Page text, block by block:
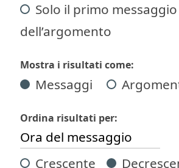
Solo il primo messaggio
dell’argomento
Mostra i risultati come:
Messaggi
Ordina risultati per:
Crescente